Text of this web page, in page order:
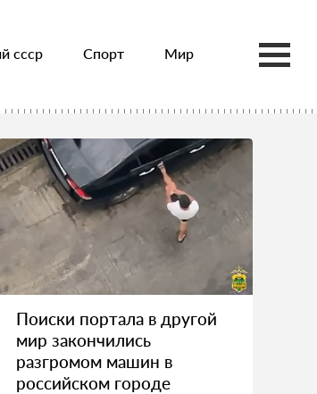
ссср Спорт Мир
Поиски портала в другой
мир закончились
разгромом машин в
российском городе